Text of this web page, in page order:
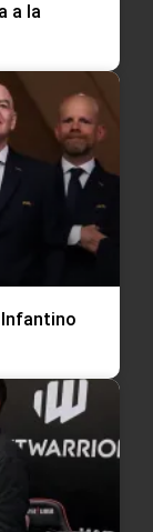
a la
Infantino